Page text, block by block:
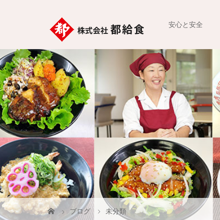
安心と安全
ブログ 未分類